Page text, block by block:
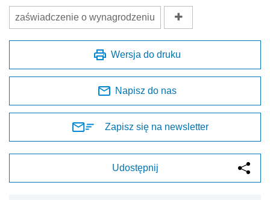
zaświadczenie o wynagrodzeniu
Wersja do druku
Napisz do nas
Zapisz się na newsletter
Udostępnij